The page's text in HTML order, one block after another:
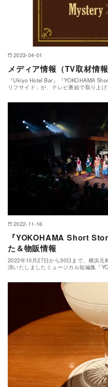
2023-04-01
メディア情報（TV取材情報
『Ukiyo Hotel Bar』『YOKOHAMA
リフサイド」が、テレビ番組で取り上
2022-11-16
『YOKOHAMA Short
た＆物販情報
2022年10月27日から30日まで、横浜
演いたしましたミュージカル短編集『